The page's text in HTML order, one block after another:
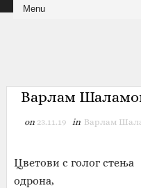
Варлам
on 23.11.19 in Варлам
Цветови с голог стења
одрона,